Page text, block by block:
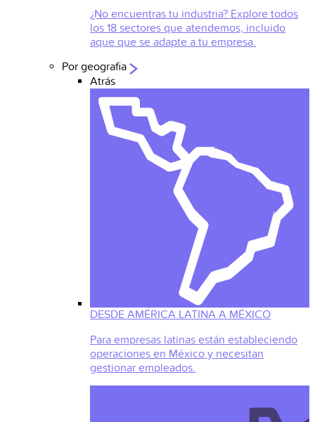
¿No encuentras tu industria? Explore todos
los 18 sectores que atendemos, incluido
aque que se adapte a tu empresa.
Por geografia
Atrás
DESDE AMÉRICA LATINA A MÉXICO
Para empresas latinas están estableciendo
operaciones en México y necesitan
gestionar empleados.